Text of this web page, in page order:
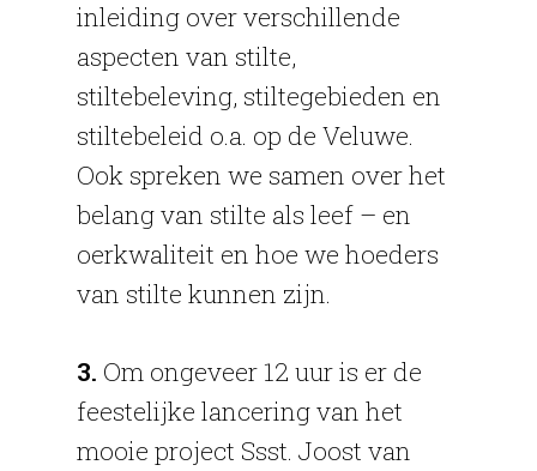
inleiding over verschillende
aspecten van stilte,
stiltebeleving, stiltegebieden en
stiltebeleid o.a. op de Veluwe.
Ook spreken we samen over het
belang van stilte als leef – en
oerkwaliteit en hoe we hoeders
van stilte kunnen zijn.
3. Om ongeveer 12 uur is er de
feestelijke lancering van het
mooie project Ssst. Joost van